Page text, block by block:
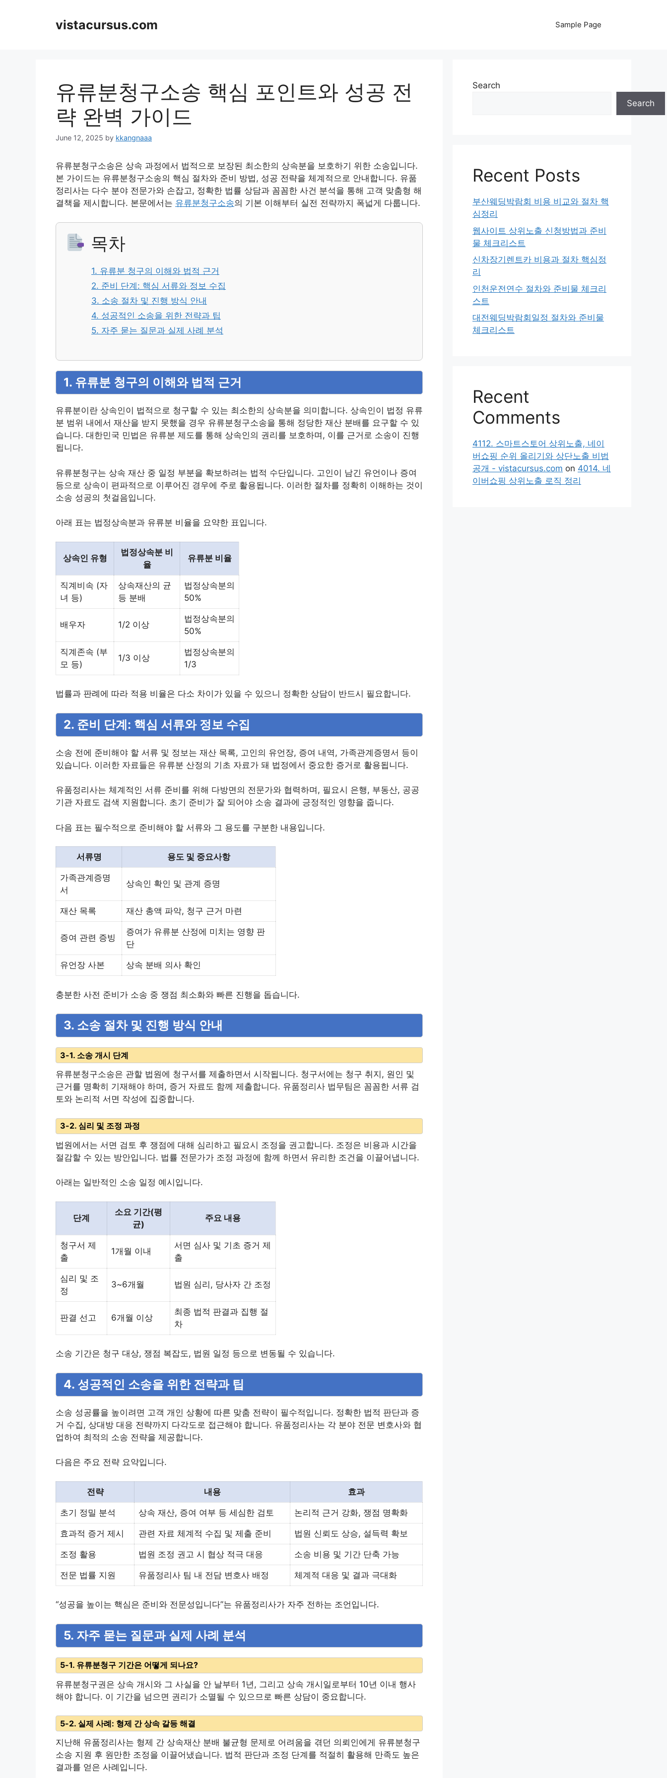
vistacursus.com Sample Page
유류분청구소송 핵심 포인트와 성공 전
략 완벽 가이드
June 12, 2025 by kkangnaaa
유류분청구소송은 상속 과정에서 법적으로 보장된 최소한의 상속분을 보호하기 위한 소송입니다.
본 가이드는 유류분청구소송의 핵심 절차와 준비 방법, 성공 전략을 체계적으로 안내합니다. 유품
정리사는 다수 분야 전문가와 손잡고, 정확한 법률 상담과 꼼꼼한 사건 분석을 통해 고객 맞춤형 해
결책을 제시합니다. 본문에서는 유류분청구소송의 기본 이해부터 실전 전략까지 폭넓게 다룹니다.
목차
1. 유류분 청구의 이해와 법적 근거
2. 준비 단계: 핵심 서류와 정보 수집
3. 소송 절차 및 진행 방식 안내
4. 성공적인 소송을 위한 전략과 팁
5. 자주 묻는 질문과 실제 사례 분석
1. 유류분 청구의 이해와 법적 근거
유류분이란 상속인이 법적으로 청구할 수 있는 최소한의 상속분을 의미합니다. 상속인이 법정 유류
분 범위 내에서 재산을 받지 못했을 경우 유류분청구소송을 통해 정당한 재산 분배를 요구할 수 있
습니다. 대한민국 민법은 유류분 제도를 통해 상속인의 권리를 보호하며, 이를 근거로 소송이 진행
됩니다.
유류분청구는 상속 재산 중 일정 부분을 확보하려는 법적 수단입니다. 고인이 남긴 유언이나 증여
등으로 상속이 편파적으로 이루어진 경우에 주로 활용됩니다. 이러한 절차를 정확히 이해하는 것이
소송 성공의 첫걸음입니다.
아래 표는 법정상속분과 유류분 비율을 요약한 표입니다.
상속인 유형
법정상속분 비
율
유류분 비율
직계비속 (자
녀 등)
상속재산의 균
등 분배
법정상속분의
50%
배우자 1/2 이상
법정상속분의
50%
직계존속 (부
모 등)
1/3 이상
법정상속분의
1/3
법률과 판례에 따라 적용 비율은 다소 차이가 있을 수 있으니 정확한 상담이 반드시 필요합니다.
2. 준비 단계: 핵심 서류와 정보 수집
소송 전에 준비해야 할 서류 및 정보는 재산 목록, 고인의 유언장, 증여 내역, 가족관계증명서 등이
있습니다. 이러한 자료들은 유류분 산정의 기초 자료가 돼 법정에서 중요한 증거로 활용됩니다.
유품정리사는 체계적인 서류 준비를 위해 다방면의 전문가와 협력하며, 필요시 은행, 부동산, 공공
기관 자료도 검색 지원합니다. 초기 준비가 잘 되어야 소송 결과에 긍정적인 영향을 줍니다.
다음 표는 필수적으로 준비해야 할 서류와 그 용도를 구분한 내용입니다.
서류명 용도 및 중요사항
가족관계증명
서
상속인 확인 및 관계 증명
재산 목록 재산 총액 파악, 청구 근거 마련
증여 관련 증빙
증여가 유류분 산정에 미치는 영향 판
단
유언장 사본 상속 분배 의사 확인
충분한 사전 준비가 소송 중 쟁점 최소화와 빠른 진행을 돕습니다.
3. 소송 절차 및 진행 방식 안내
3-1. 소송 개시 단계
유류분청구소송은 관할 법원에 청구서를 제출하면서 시작됩니다. 청구서에는 청구 취지, 원인 및
근거를 명확히 기재해야 하며, 증거 자료도 함께 제출합니다. 유품정리사 법무팀은 꼼꼼한 서류 검
토와 논리적 서면 작성에 집중합니다.
3-2. 심리 및 조정 과정
법원에서는 서면 검토 후 쟁점에 대해 심리하고 필요시 조정을 권고합니다. 조정은 비용과 시간을
절감할 수 있는 방안입니다. 법률 전문가가 조정 과정에 함께 하면서 유리한 조건을 이끌어냅니다.
아래는 일반적인 소송 일정 예시입니다.
단계
소요 기간(평
균)
주요 내용
청구서 제
출
1개월 이내
서면 심사 및 기초 증거 제
출
심리 및 조
정
3~6개월 법원 심리, 당사자 간 조정
판결 선고 6개월 이상
최종 법적 판결과 집행 절
차
소송 기간은 청구 대상, 쟁점 복잡도, 법원 일정 등으로 변동될 수 있습니다.
4. 성공적인 소송을 위한 전략과 팁
소송 성공률을 높이려면 고객 개인 상황에 따른 맞춤 전략이 필수적입니다. 정확한 법적 판단과 증
거 수집, 상대방 대응 전략까지 다각도로 접근해야 합니다. 유품정리사는 각 분야 전문 변호사와 협
업하여 최적의 소송 전략을 제공합니다.
다음은 주요 전략 요약입니다.
전략 내용 효과
초기 정밀 분석 상속 재산, 증여 여부 등 세심한 검토 논리적 근거 강화, 쟁점 명확화
효과적 증거 제시 관련 자료 체계적 수집 및 제출 준비 법원 신뢰도 상승, 설득력 확보
조정 활용 법원 조정 권고 시 협상 적극 대응 소송 비용 및 기간 단축 가능
전문 법률 지원 유품정리사 팀 내 전담 변호사 배정 체계적 대응 및 결과 극대화
“성공을 높이는 핵심은 준비와 전문성입니다”는 유품정리사가 자주 전하는 조언입니다.
5. 자주 묻는 질문과 실제 사례 분석
5-1. 유류분청구 기간은 어떻게 되나요?
유류분청구권은 상속 개시와 그 사실을 안 날부터 1년, 그리고 상속 개시일로부터 10년 이내 행사
해야 합니다. 이 기간을 넘으면 권리가 소멸될 수 있으므로 빠른 상담이 중요합니다.
5-2. 실제 사례: 형제 간 상속 갈등 해결
지난해 유품정리사는 형제 간 상속재산 분배 불균형 문제로 어려움을 겪던 의뢰인에게 유류분청구
소송 지원 후 원만한 조정을 이끌어냈습니다. 법적 판단과 조정 단계를 적절히 활용해 만족도 높은
결과를 얻은 사례입니다.
Search
Search
Recent Posts
부산웨딩박람회 비용 비교와 절차 핵
심정리
웹사이트 상위노출 신청방법과 준비
물 체크리스트
신차장기렌트카 비용과 절차 핵심정
리
인천운전연수 절차와 준비물 체크리
스트
대전웨딩박람회일정 절차와 준비물
체크리스트
Recent
Comments
4112. 스마트스토어 상위노출, 네이
버쇼핑 순위 올리기와 상단노출 비법
공개 - vistacursus.com on 4014. 네
이버쇼핑 상위노출 로직 정리